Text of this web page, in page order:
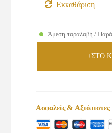
Εκκαθάριση
Άμεση παραλαβή /
+ΣΤΟ
Ασφαλείς & Αξιόπιστες